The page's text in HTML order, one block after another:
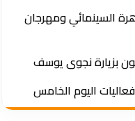
السينمائي ومهرجان
بزيارة نجوى يوسف
اليوم الخامس